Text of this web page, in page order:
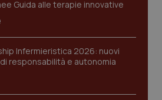
Guida alle terapie innovative
Infermieristica 2026: nuovi
responsabilità e autonomia
Fornitore /Dominio